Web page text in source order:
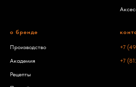
о бренде
Производство
Академия
Рецепты
+7
+7